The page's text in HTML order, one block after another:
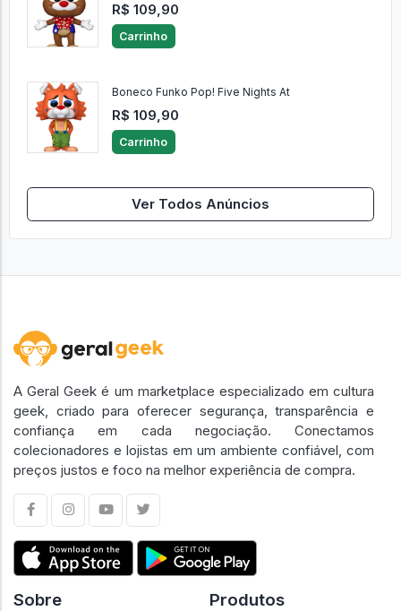
R$ 109,90
Carrinho
Boneco Funko Pop! Five Nights At
R$ 109,90
Carrinho
Ver Todos Anúncios
A Geral Geek é um marketplace especializado em cultura
geek, criado para oferecer segurança, transparência e
confiança em cada negociação. Conectamos
colecionadores e lojistas em um ambiente confiável, com
preços justos e foco na melhor experiência de compra.
Sobre Produtos